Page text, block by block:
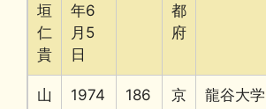
垣
仁
貴
年6
月5
日
都
府
山
1974
186
京
龍谷大学